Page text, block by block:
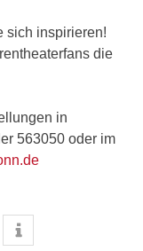
sich inspirieren!
die
in
563050 oder im